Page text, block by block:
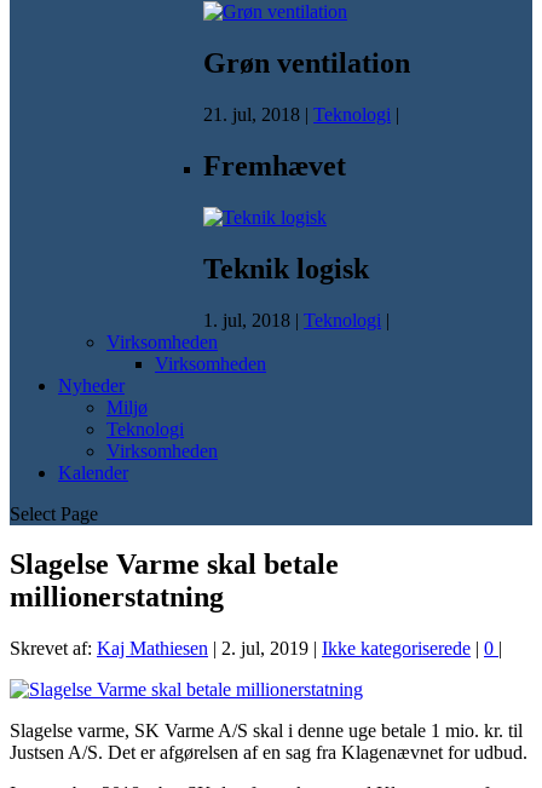
Grøn ventilation
21. jul, 2018 | Teknologi |
Fremhævet
Teknik logisk
1. jul, 2018 | Teknologi |
Virksomheden
Virksomheden
Nyheder
Miljø
Teknologi
Virksomheden
Kalender
Select Page
Slagelse Varme skal betale
millionerstatning
Skrevet af: Kaj Mathiesen | 2. jul, 2019 | Ikke kategoriserede | 0 |
Slagelse varme, SK Varme A/S skal i denne uge betale 1 mio. kr. til
Justsen A/S. Det er afgørelsen af en sag fra Klagenævnet for udbud.